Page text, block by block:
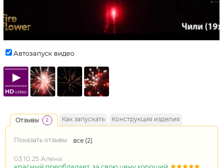
Автозапуск видео
HDvideo
Отзывы 2 Как запускать Конструкция изделия
Показать отзывы: все (2)
03.10.25 Алена
красный преобладает. за свою цену хороший